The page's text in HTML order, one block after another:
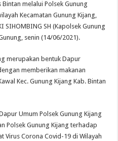
melalui Polsek Gunung
Kecamatan Gunung Kijang,
SIHOMBING SH (Kapolsek Gunung
senin (14/06/2021).
merupakan bentuk Dapur
memberikan makanan
Kec. Gunung Kijang Kab. Bintan
Umum Polsek Gunung Kijang
Polsek Gunung Kijang terhadap
Virus Corona Covid-19 di Wilayah